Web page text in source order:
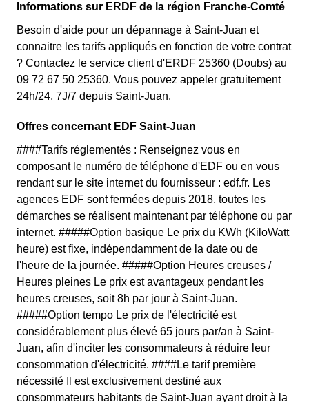
Informations sur ERDF de la région Franche-Comté
Besoin d'aide pour un dépannage à Saint-Juan et
connaitre les tarifs appliqués en fonction de votre contrat
? Contactez le service client d'ERDF 25360 (Doubs) au
09 72 67 50 25360. Vous pouvez appeler gratuitement
24h/24, 7J/7 depuis Saint-Juan.
Offres concernant EDF Saint-Juan
####Tarifs réglementés : Renseignez vous en
composant le numéro de téléphone d'EDF ou en vous
rendant sur le site internet du fournisseur : edf.fr. Les
agences EDF sont fermées depuis 2018, toutes les
démarches se réalisent maintenant par téléphone ou par
internet. #####Option basique Le prix du KWh (KiloWatt
heure) est fixe, indépendamment de la date ou de
l'heure de la journée. #####Option Heures creuses /
Heures pleines Le prix est avantageux pendant les
heures creuses, soit 8h par jour à Saint-Juan.
#####Option tempo Le prix de l'électricité est
considérablement plus élevé 65 jours par/an à Saint-
Juan, afin d'inciter les consommateurs à réduire leur
consommation d'électricité. ####Le tarif première
nécessité Il est exclusivement destiné aux
consommateurs habitants de Saint-Juan ayant droit à la